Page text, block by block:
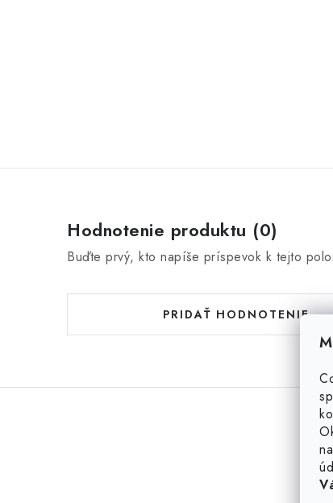
Hodnotenie produktu (0)
Buďte prvý, kto napíše príspevok k tejto
PRIDAŤ HODNOTENIE